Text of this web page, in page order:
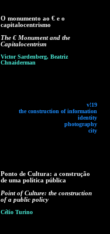
O monumento ao € e o
capitalocentrismo
The € Monument and the
Capitalocentrism
Victor Sardenberg, Beatriz
Chnaiderman
v!19
the construction of information
identity
photography
city
Ponto de Cultura: a construção
de uma política pública
Point of Culture: the construction
of a public policy
Célio Turino